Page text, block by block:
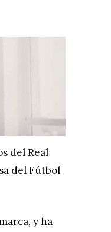
del Real
del Fútbol
y ha